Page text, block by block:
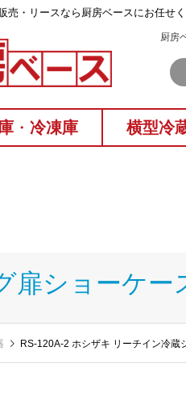
売・リースなら厨房ベースにお任せく
厨房
・ 冷凍庫 横型冷
扉ショーケー
RS-120A-2 ホシザキ リーチイン冷蔵